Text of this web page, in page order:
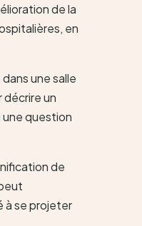
de la
en
une salle
décrire un
une question
de
à se projeter